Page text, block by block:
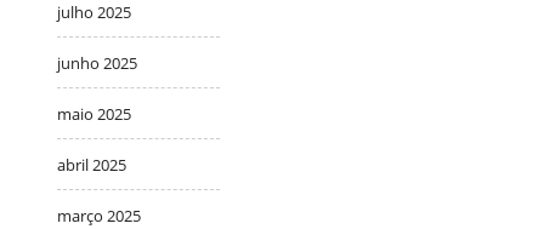
julho 2025
junho 2025
maio 2025
abril 2025
março 2025